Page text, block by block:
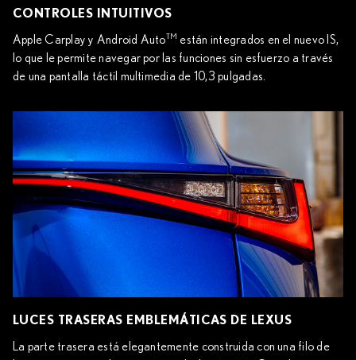
CONTROLES INTUITIVOS
Apple Carplay y Android AutoTM están integrados en el nuevo IS,
lo que le permite navegar por las funciones sin esfuerzo a través
de una pantalla táctil multimedia de 10,3 pulgadas.
LUCES TRASERAS EMBLEMÁTICAS DE LEXUS
La parte trasera está elegantemente construida con una filo de